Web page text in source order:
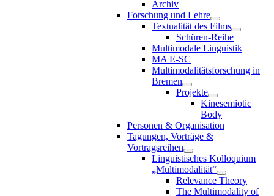
Archiv
Forschung und Lehre
Textualität des Films
Schüren-Reihe
Multimodale Linguistik
MA E-SC
Multimodalitätsforschung in
Bremen
Projekte
Kinesemiotic
Body
Personen & Organisation
Tagungen, Vorträge &
Vortragsreihen
Linguistisches Kolloquium
„Multimodalität“
Relevance Theory
The Multimodality of